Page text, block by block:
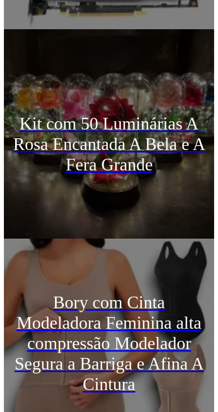
Kit com 50 Luminárias A
Rosa Encantada A Bela e A
Fera Grande
Bory com Cinta
Modeladora Feminina alta
compressão Modelador
Segura a Barriga e Afina A
Cintura